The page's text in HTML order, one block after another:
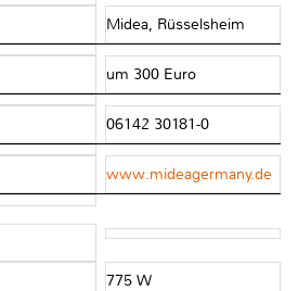
Midea, Rüsselsheim
um 300 Euro
06142 30181-0
www.mideagermany.de
775 W